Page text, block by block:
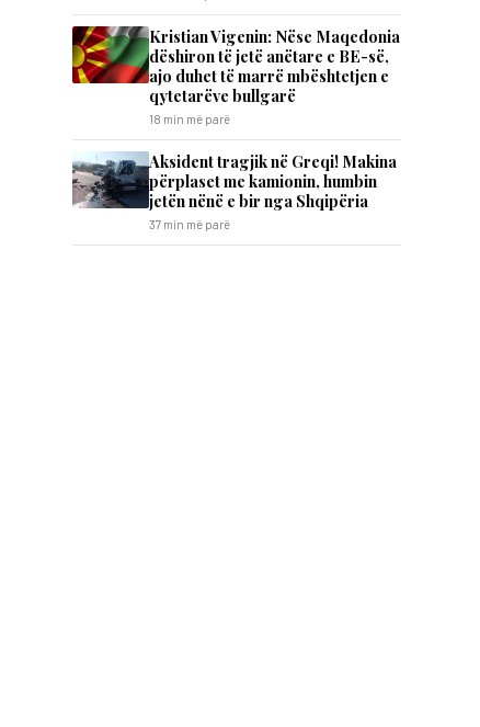
Kristian Vigenin: Nëse Maqedonia
dëshiron të jetë anëtare e BE-së,
ajo duhet të marrë mbështetjen e
qytetarëve bullgarë
18 min më parë
Aksident tragjik në Greqi! Makina
përplaset me kamionin, humbin
jetën nënë e bir nga Shqipëria
37 min më parë